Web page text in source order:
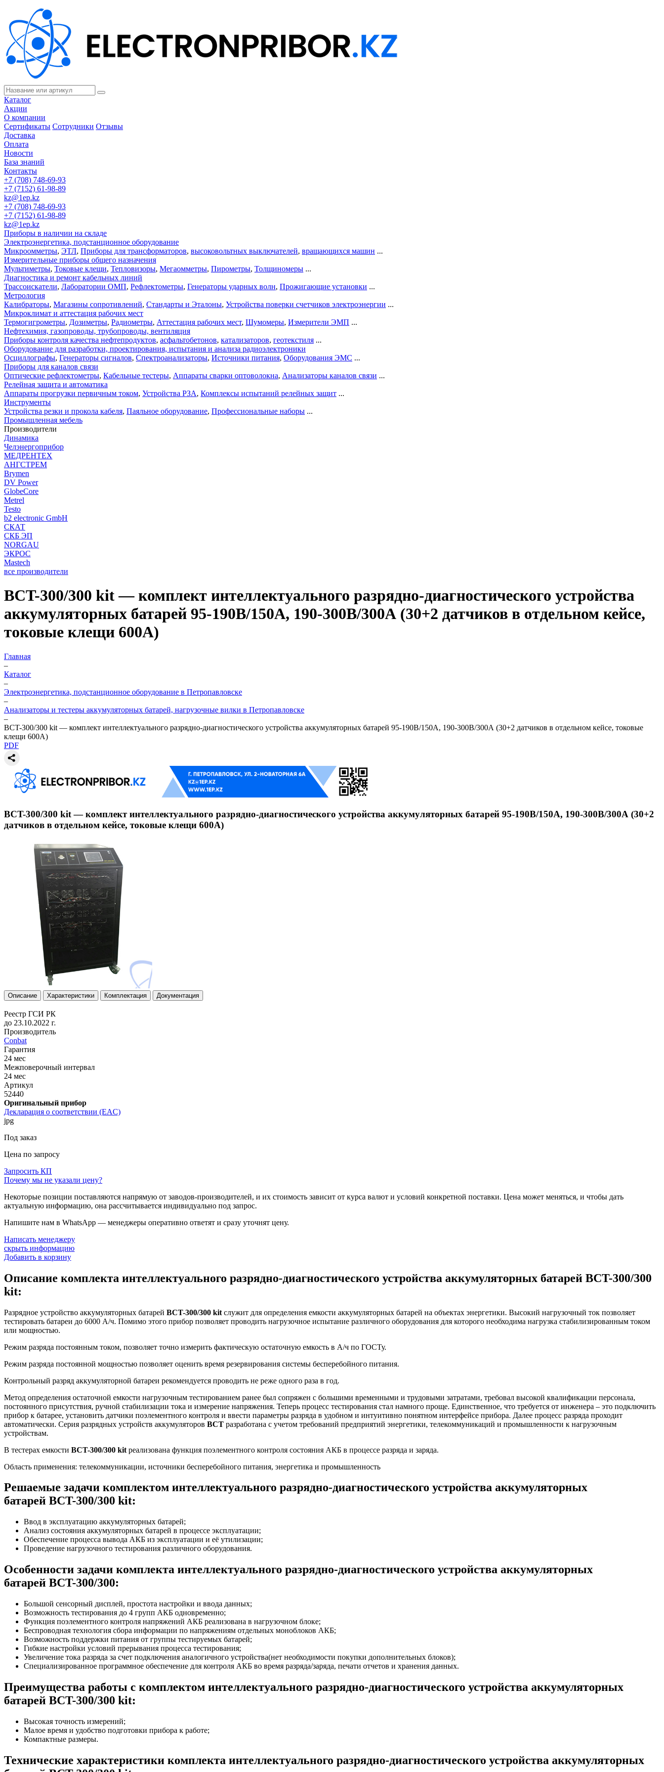
Каталог
Акции
О компании
Сертификаты Сотрудники Отзывы
Доставка
Оплата
Новости
База знаний
Контакты
+7 (708) 748-69-93
+7 (7152) 61-98-89
kz@1ep.kz
+7 (708) 748-69-93
+7 (7152) 61-98-89
kz@1ep.kz
Приборы в наличии на складе
Электроэнергетика, подстанционное оборудование
Микроомметры, ЭТЛ, Приборы для трансформаторов, высоковольтных выключателей, вращающихся машин ...
Измерительные приборы общего назначения
Мультиметры, Токовые клещи, Тепловизоры, Мегаомметры, Пирометры, Толщиномеры ...
Диагностика и ремонт кабельных линий
Трассоискатели, Лаборатории ОМП, Рефлектометры, Генераторы ударных волн, Прожигающие установки ...
Метрология
Калибраторы, Магазины сопротивлений, Стандарты и Эталоны, Устройства поверки счетчиков электроэнергии ...
Микроклимат и аттестация рабочих мест
Термогигрометры, Дозиметры, Радиометры, Аттестация рабочих мест, Шумомеры, Измерители ЭМП ...
Нефтехимия, газопроводы, трубопроводы, вентиляция
Приборы контроля качества нефтепродуктов, асфальтобетонов, катализаторов, геотекстиля ...
Оборудование для разработки, проектирования, испытания и анализа радиоэлектроники
Осциллографы, Генераторы сигналов, Спектроанализаторы, Источники питания, Оборудования ЭМС ...
Приборы для каналов связи
Оптические рефлектометры, Кабельные тестеры, Аппараты сварки оптоволокна, Анализаторы каналов связи ...
Релейная защита и автоматика
Аппараты прогрузки первичным током, Устройства РЗА, Комплексы испытаний релейных защит ...
Инструменты
Устройства резки и прокола кабеля, Паяльное оборудование, Профессиональные наборы ...
Промышленная мебель
Производители
Динамика
Челэнергоприбор
МЕДРЕНТЕХ
АНГСТРЕМ
Brymen
DV Power
GlobeCore
Metrel
Testo
b2 electronic GmbH
СКАТ
СКБ ЭП
NORGAU
ЭКРОС
Mastech
все производители
BCT-300/300 kit — комплект интеллектуального разрядно-диагностического устройства
аккумуляторных батарей 95-190В/150А, 190-300В/300А (30+2 датчиков в отдельном кейсе,
токовые клещи 600А)
Главная
–
Каталог
–
Электроэнергетика, подстанционное оборудование в Петропавловске
–
Анализаторы и тестеры аккумуляторных батарей, нагрузочные вилки в Петропавловске
–
BCT-300/300 kit — комплект интеллектуального разрядно-диагностического устройства аккумуляторных батарей 95-190В/150А, 190-300В/300А (30+2 датчиков в отдельном кейсе, токовые
клещи 600А)
PDF
BCT-300/300 kit — комплект интеллектуального разрядно-диагностического устройства аккумуляторных батарей 95-190В/150А, 190-300В/300А (30+2
датчиков в отдельном кейсе, токовые клещи 600А)
Описание Характеристики Комплектация Документация
Реестр ГСИ РК
до 23.10.2022 г.
Производитель
Conbat
Гарантия
24 мес
Межповерочный интервал
24 мес
Артикул
52440
Оригинальный прибор
Декларация о соответствии (EAC)
jpg
Под заказ
Цена по запросу
Запросить КП
Почему мы не указали цену?
Некоторые позиции поставляются напрямую от заводов-производителей, и их стоимость зависит от курса валют и условий конкретной поставки. Цена может меняться, и чтобы дать
актуальную информацию, она рассчитывается индивидуально под запрос.
Напишите нам в WhatsApp — менеджеры оперативно ответят и сразу уточнят цену.
Написать менеджеру
скрыть информацию
Добавить в корзину
Описание комплекта интеллектуального разрядно-диагностического устройства аккумуляторных батарей BCT-300/300
kit:
Разрядное устройство аккумуляторных батарей BCT-300/300 kit служит для определения емкости аккумуляторных батарей на объектах энергетики. Высокий нагрузочный ток позволяет
тестировать батареи до 6000 А/ч. Помимо этого прибор позволяет проводить нагрузочное испытание различного оборудования для которого необходима нагрузка стабилизированным током
или мощностью.
Режим разряда постоянным током, позволяет точно измерить фактическую остаточную емкость в А/ч по ГОСТу.
Режим разряда постоянной мощностью позволяет оценить время резервирования системы бесперебойного питания.
Контрольный разряд аккумуляторной батареи рекомендуется проводить не реже одного раза в год.
Метод определения остаточной емкости нагрузочным тестированием ранее был сопряжен с большими временными и трудовыми затратами, требовал высокой квалификации персонала,
постоянного присутствия, ручной стабилизации тока и измерение напряжения. Теперь процесс тестирования стал намного проще. Единственное, что требуется от инженера – это подключить
прибор к батарее, установить датчики поэлементного контроля и ввести параметры разряда в удобном и интуитивно понятном интерфейсе прибора. Далее процесс разряда проходит
автоматически. Серия разрядных устройств аккумуляторов BCT разработана с учетом требований предприятий энергетики, телекоммуникаций и промышленности к нагрузочным
устройствам.
В тестерах емкости BCT-300/300 kit реализована функция поэлементного контроля состояния АКБ в процессе разряда и заряда.
Область применения: телекоммуникации, источники бесперебойного питания, энергетика и промышленность
Решаемые задачи комплектом интеллектуального разрядно-диагностического устройства аккумуляторных
батарей BCT-300/300 kit:
Ввод в эксплуатацию аккумуляторных батарей;
Анализ состояния аккумуляторных батарей в процессе эксплуатации;
Обеспечение процесса вывода АКБ из эксплуатации и её утилизации;
Проведение нагрузочного тестирования различного оборудования.
Особенности задачи комплекта интеллектуального разрядно-диагностического устройства аккумуляторных
батарей BCT-300/300:
Большой сенсорный дисплей, простота настройки и ввода данных;
Возможность тестирования до 4 групп АКБ одновременно;
Функция поэлементного контроля напряжений АКБ реализована в нагрузочном блоке;
Беспроводная технология сбора информации по напряжениям отдельных моноблоков АКБ;
Возможность поддержки питания от группы тестируемых батарей;
Гибкие настройки условий прерывания процесса тестирования;
Увеличение тока разряда за счет подключения аналогичного устройства(нет необходимости покупки дополнительных блоков);
Специализированное программное обеспечение для контроля АКБ во время разряда/заряда, печати отчетов и хранения данных.
Преимущества работы с комплектом интеллектуального разрядно-диагностического устройства аккумуляторных
батарей BCT-300/300 kit:
Высокая точность измерений;
Малое время и удобство подготовки прибора к работе;
Компактные размеры.
Технические характеристики комплекта интеллектуального разрядно-диагностического устройства аккумуляторных